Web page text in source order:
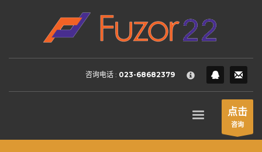
HOW TO SHOP
Login or create new account.
2 Review your order.
FREEshipment
If you still have problems, please let us know, by sending an
SHOWROOM HOURS
咨询电话 : 023-68682379
点击
咨询